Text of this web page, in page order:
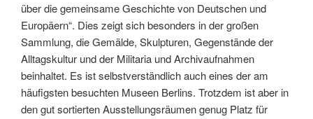
über die gemeinsame Geschichte von Deutschen und
Europäern“. Dies zeigt sich besonders in der großen
Sammlung, die Gemälde, Skulpturen, Gegenstände der
Alltagskultur und der Militaria und Archivaufnahmen
beinhaltet. Es ist selbstverständlich auch eines der am
häufigsten besuchten Museen Berlins. Trotzdem ist aber in
den gut sortierten Ausstellungsräumen genug Platz für